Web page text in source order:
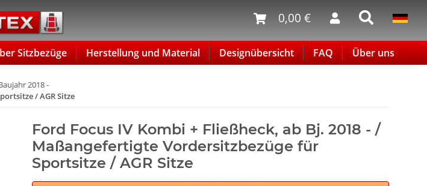
0,00 €
Sitzbezüge Herstellung und Material Designübersicht FAQ Über uns
2018 -
/ AGR Sitze
Ford Focus IV Kombi + Fließheck, ab Bj. 2018 - /
Maßangefertigte Vordersitzbezüge für
Sportsitze / AGR Sitze